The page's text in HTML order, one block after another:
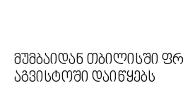
მუმბაიდან თბილისში
აგვისტოში დაიწყებს